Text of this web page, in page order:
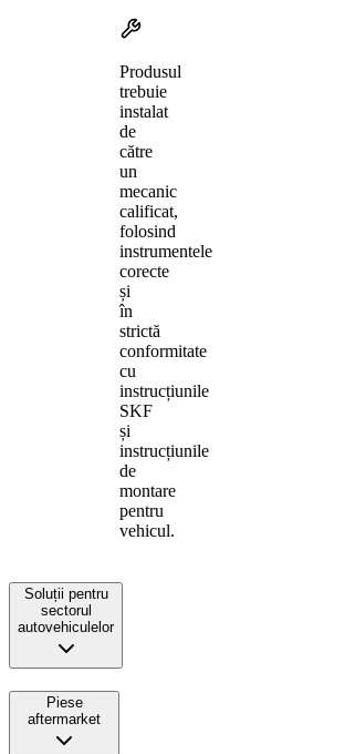
Produsul
trebuie
instalat
de
către
un
mecanic
calificat,
folosind
instrumentele
corecte
și
în
strictă
conformitate
cu
instrucțiunile
SKF
și
instrucțiunile
de
montare
pentru
vehicul.
Soluții pentru
sectorul
autovehiculelor
Piese
aftermarket